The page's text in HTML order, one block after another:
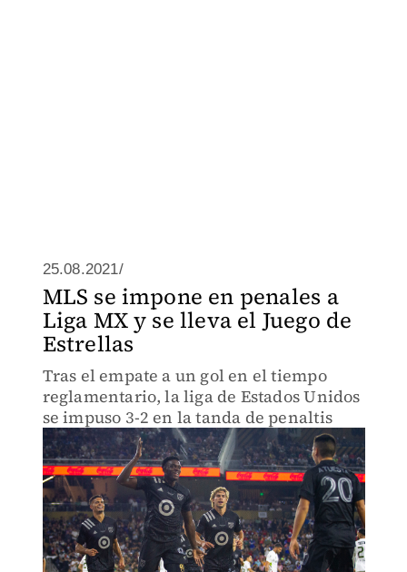
25.08.2021/
MLS se impone en penales a
Liga MX y se lleva el Juego de
Estrellas
Tras el empate a un gol en el tiempo
reglamentario, la liga de Estados Unidos
se impuso 3-2 en la tanda de penaltis